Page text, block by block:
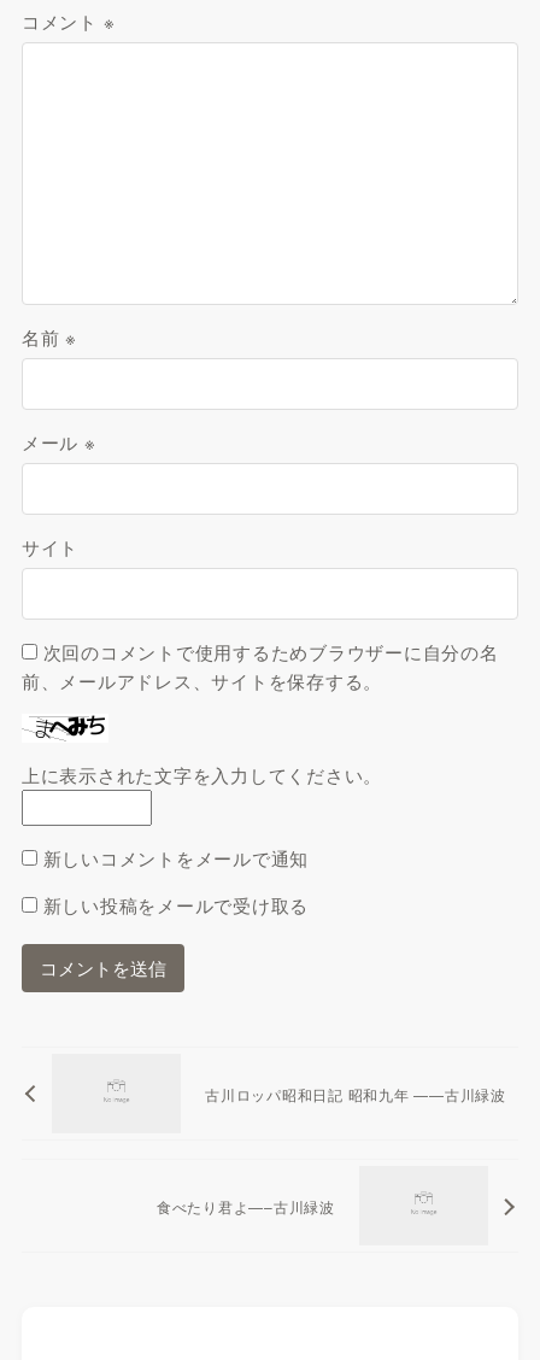
コメント ※
名前※
メール ※
サイト
次回のコメントで使用するためブラウザーに自分の名
前、メールアドレス、サイトを保存する。
上に表示された文字を入力してください。
新しいコメントをメールで通知
新しい投稿をメールで受け取る
古川ロッパ昭和日記 昭和九年 ——古川緑波
食べたり君よ—–古川緑波